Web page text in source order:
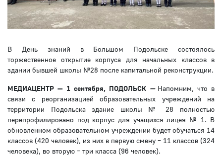
В День знаний в Большом Подольске состоялось
торжественное открытие корпуса для начальных классов в
здании бывшей школы №28 после капитальной реконструкции.
МЕДИАЦЕНТР — 1 сентября, ПОДОЛЬСК — Напомним, что в
связи с реорганизацией образовательных учреждений на
территории Подольска здание школы № 28 полностью
перепрофилировано под корпус для учащихся лицея № 1. В
обновленном образовательном учреждении будет обучаться 14
классов (420 человек), из них в первую смену – 11 классов (324
человека), во вторую – три класса (96 человек).